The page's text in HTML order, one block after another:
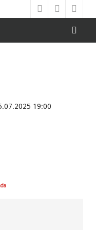
19:00